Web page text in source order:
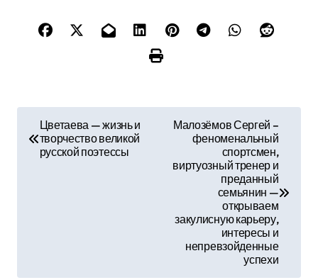
Цветаева — жизнь и
творчество великой
русской поэтессы
Малозёмов Сергей –
феноменальный
спортсмен,
виртуозный тренер и
преданный
семьянин —
открываем
закулисную карьеру,
интересы и
непревзойденные
успехи